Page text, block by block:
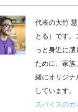
代表の大竹
とる）です。
っと身近に感
ために、家族
緒にオリジナ
しています。
スパイスのガ